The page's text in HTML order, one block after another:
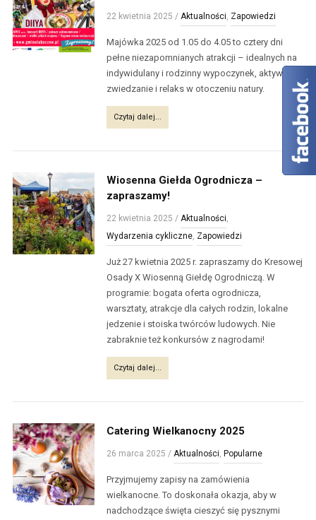
22 kwietnia 2025 /Aktualności, Zapowiedzi
Majówka 2025 od 1.05 do 4.05 to cztery dni
pełne niezapomnianych atrakcji – idealnych na
indywidulany i rodzinny wypoczynek, aktywne
zwiedzanie i relaks w otoczeniu natury.
Czytaj dalej...
Wiosenna Giełda Ogrodnicza –
zapraszamy!
22 kwietnia 2025 /Aktualności,
Wydarzenia cykliczne, Zapowiedzi
Już 27 kwietnia 2025 r. zapraszamy do Kresowej
Osady X Wiosenną Giełdę Ogrodniczą. W
programie: bogata oferta ogrodnicza,
warsztaty, atrakcje dla całych rodzin, lokalne
jedzenie i stoiska twórców ludowych. Nie
zabraknie też konkursów z nagrodami!
Czytaj dalej...
Catering Wielkanocny 2025
26 marca 2025 /Aktualności, Popularne
Przyjmujemy zapisy na zamówienia
wielkanocne. To doskonała okazja, aby w
nadchodzące święta cieszyć się pysznymi